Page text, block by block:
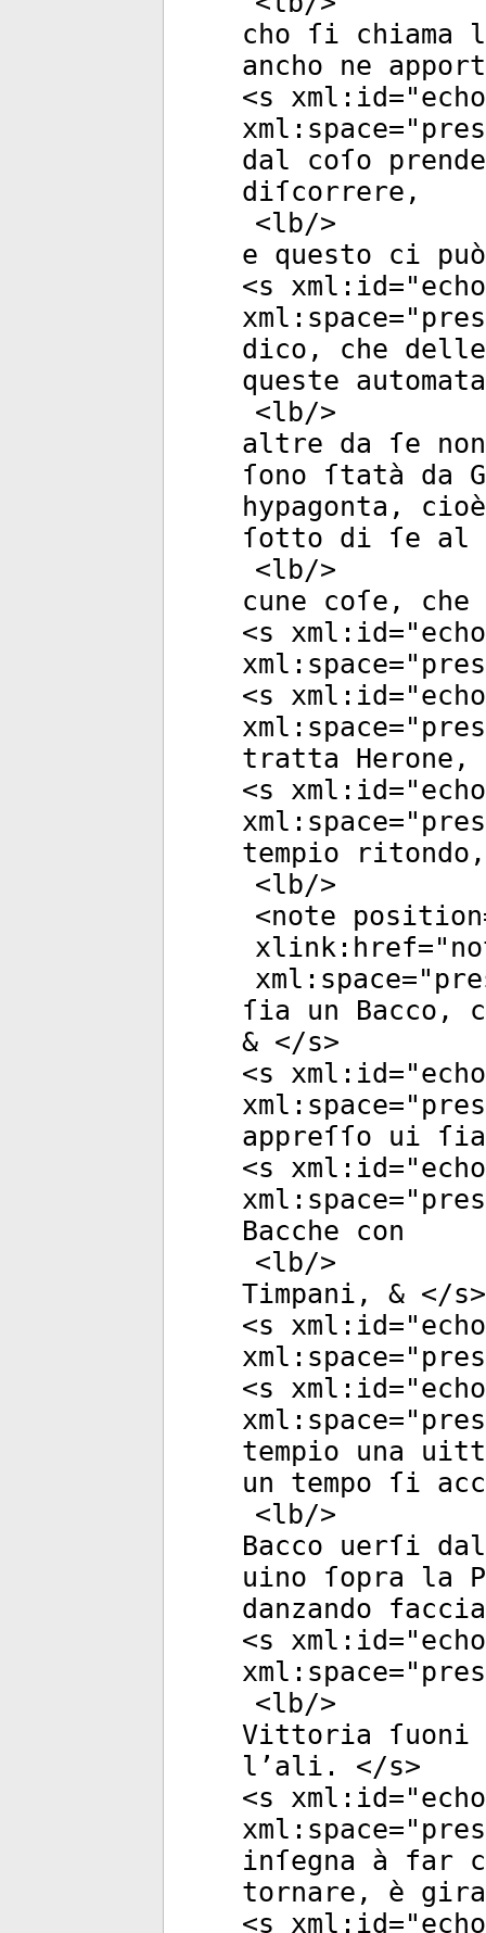
cho ſi chiama
ancho ne
<s xml:id="
xml:space="
dal coſo
diſcorrere,
<lb/>
e questo ci
<s xml:id="
xml:space="
dico, che delle
queste
<lb/>
altre da ſe
ſono ſtatà da
hypagonta,
ſotto di ſe al
<lb/>
cune coſe,
<s xml:id="
xml:space="
<s xml:id="
xml:space="
tratta Herone,
<s xml:id="
xml:space="
tempio
<lb/>
<note position
xlink:href="
xml:space="
ſia un Bacco,
& </s>
<s xml:id="
xml:space="
appreſſo ui
<s xml:id="
xml:space="
Bacche con
<lb/>
Timpani, & </s>
<s xml:id="
xml:space="
<s xml:id="
xml:space="
tempio una
un tempo ſi
<lb/>
Bacco uerſi
uino ſopra la
danzando
<s xml:id="
xml:space="
<lb/>
Vittoria ſuoni
l’ali. </s>
<s xml:id="
xml:space="
inſegna à far
tornare, è
<s xml:id="